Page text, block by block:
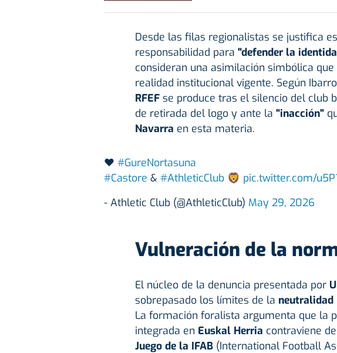
Desde las filas regionalistas se justifica
responsabilidad para "defender la
consideran una asimilación simbólica
realidad institucional vigente. Según
RFEFse produce tras el silencio del club
de retirada del logo y ante la "inacción"
Navarra en esta materia.
❤ #GureNortasuna
#Castore & #AthleticClub 🦁 pic.twitter.com/
- Athletic Club (@AthleticClub) May 29, 2026
Vulneración de la
El núcleo de la denuncia presentada por
sobrepasado los límites de la neutralidad
La formación foralista argumenta que la
integrada en Euskal Herria contraviene
Juego de la IFAB(International Football